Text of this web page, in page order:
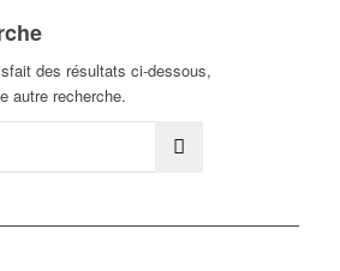
des résultats ci-dessous,
autre recherche.